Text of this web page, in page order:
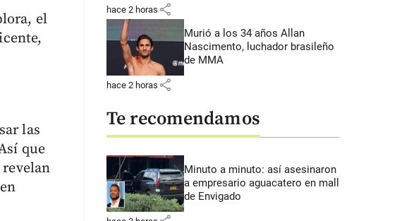
el
las
que
hace 2 horas share
Murió a los 34 años Allan
Nascimento, luchador brasileño
de MMA
hace 2 horas share
Te recomendamos
Minuto a minuto: así asesinaron
a empresario aguacatero en mall
de Envigado